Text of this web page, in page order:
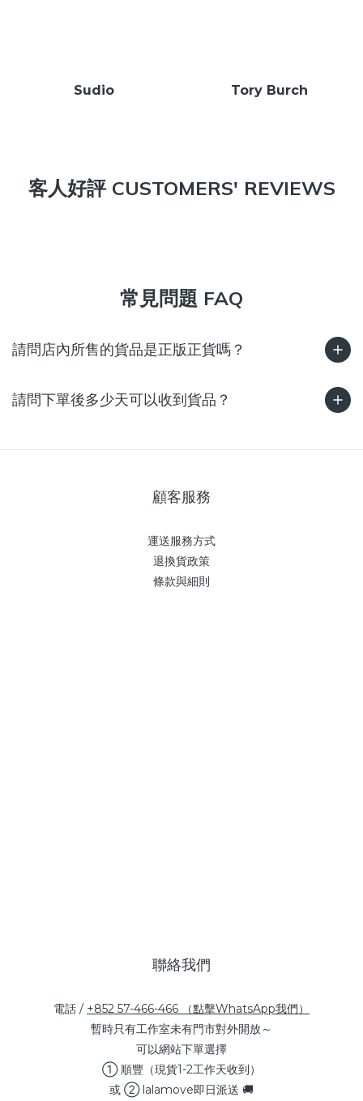
Sudio Tory Burch
客人好評 CUSTOMERS' REVIEWS
常見問題 FAQ
請問店內所售的貨品是正版正貨嗎？
請問下單後多少天可以收到貨品？
顧客服務
運送服務方式
退換貨政策
條款與細則
聯絡我們
電話 / +852 57-466-466 （點擊WhatsApp我們）
暫時只有工作室未有門市對外開放～
可以網站下單選擇
① 順豐（現貨1-2工作天收到）
或 ② lalamove即日派送 🚚